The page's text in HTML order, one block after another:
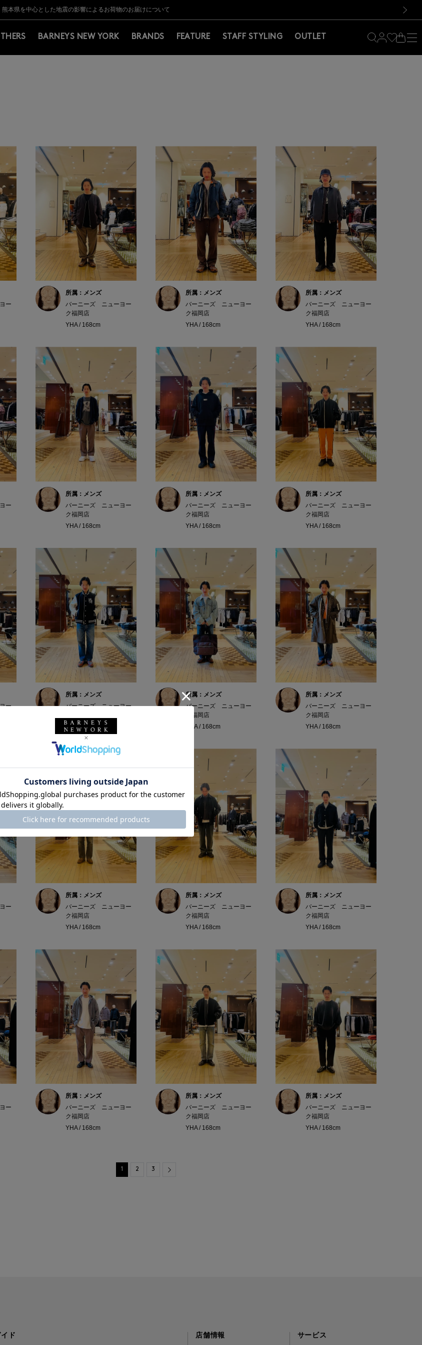
＞会員のお客様は11,000円（税込）以上のお買上げで常時送料無料！お買い物の際は会員登録を！
夏季休業に伴う返品・交換承り一時停止のお知らせ】（2026.8.5）
熊本県を中心とした地震の影響によるお荷物のお届けについて
【開催中】SUMMER SALEのご案内・ご注意事項
＞会員のお客様は11,000円（税込）以上のお買上げで常時送料無料！お買い物の際は会員登録を！
夏季休業に伴う返品・交換承り一時停止のお知らせ】（2026.8.5）
BARNEYS NEW YORK BRANDS FEATURE STAFF STYLING OUTLET
ー
所属：メンズ
バーニーズ ニューヨー
ク福岡店
YHA / 168cm
所属：メンズ
バーニーズ ニューヨー
ク福岡店
YHA / 168cm
所属：メンズ
バーニーズ ニューヨー
ク福岡店
YHA / 168cm
ー
所属：メンズ
バーニーズ ニューヨー
ク福岡店
YHA / 168cm
所属：メンズ
バーニーズ ニューヨー
ク福岡店
YHA / 168cm
所属：メンズ
バーニーズ ニューヨー
ク福岡店
YHA / 168cm
ー
所属：メンズ
バーニーズ ニューヨー
YHA / 168cm
所属：メンズ
バーニーズ ニューヨー
ク福岡店
YHA / 168cm
所属：メンズ
バーニーズ ニューヨー
ク福岡店
YHA / 168cm
ー
所属：メンズ
バーニーズ ニューヨー
ク福岡店
YHA / 168cm
所属：メンズ
バーニーズ ニューヨー
ク福岡店
YHA / 168cm
所属：メンズ
バーニーズ ニューヨー
ク福岡店
YHA / 168cm
ー
所属：メンズ
バーニーズ ニューヨー
ク福岡店
YHA / 168cm
所属：メンズ
バーニーズ ニューヨー
ク福岡店
YHA / 168cm
所属：メンズ
バーニーズ ニューヨー
ク福岡店
YHA / 168cm
1 2 3 Next
ド 店舗情報 サービス